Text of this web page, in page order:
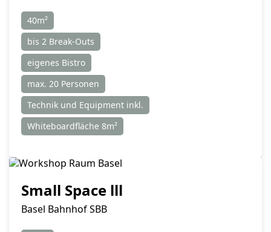
40m²
bis 2 Break-Outs
eigenes Bistro
max. 20 Personen
Technik und Equipment inkl.
Whiteboardfläche 8m²
Small Space lll
Basel Bahnhof SBB